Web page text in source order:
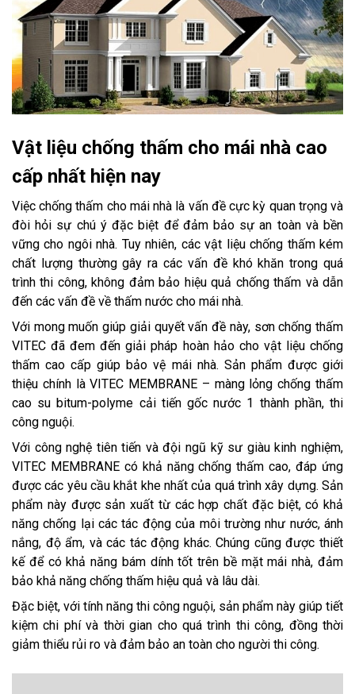
Vật liệu chống thấm cho mái nhà cao
cấp nhất hiện nay
Việc chống thấm cho mái nhà là vấn đề cực kỳ quan trọng và
đòi hỏi sự chú ý đặc biệt để đảm bảo sự an toàn và bền
vững cho ngôi nhà. Tuy nhiên, các vật liệu chống thấm kém
chất lượng thường gây ra các vấn đề khó khăn trong quá
trình thi công, không đảm bảo hiệu quả chống thấm và dẫn
đến các vấn đề về thấm nước cho mái nhà.
Với mong muốn giúp giải quyết vấn đề này, sơn chống thấm
VITEC đã đem đến giải pháp hoàn hảo cho vật liệu chống
thấm cao cấp giúp bảo vệ mái nhà. Sản phẩm được giới
thiệu chính là VITEC MEMBRANE – màng lỏng chống thấm
cao su bitum-polyme cải tiến gốc nước 1 thành phần, thi
công nguội.
Với công nghệ tiên tiến và đội ngũ kỹ sư giàu kinh nghiệm,
VITEC MEMBRANE có khả năng chống thấm cao, đáp ứng
được các yêu cầu khắt khe nhất của quá trình xây dựng. Sản
phẩm này được sản xuất từ các hợp chất đặc biệt, có khả
năng chống lại các tác động của môi trường như nước, ánh
nắng, độ ẩm, và các tác động khác. Chúng cũng được thiết
kế để có khả năng bám dính tốt trên bề mặt mái nhà, đảm
bảo khả năng chống thấm hiệu quả và lâu dài.
Đặc biệt, với tính năng thi công nguội, sản phẩm này giúp tiết
kiệm chi phí và thời gian cho quá trình thi công, đồng thời
giảm thiểu rủi ro và đảm bảo an toàn cho người thi công.